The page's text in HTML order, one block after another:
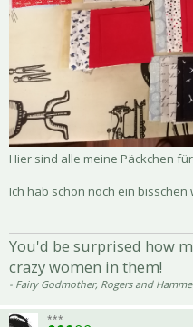
Hier sind alle meine Päckchen
Ich hab schon noch ein bisschen
You'd be surprised how
crazy women in them!
- Fairy Godmother, Rogers and
***